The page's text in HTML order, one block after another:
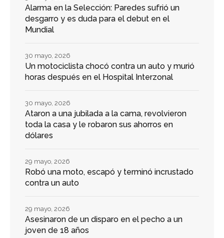
Alarma en la Selección: Paredes sufrió un
desgarro y es duda para el debut en el
Mundial
Un motociclista chocó contra un auto y murió
horas después en el Hospital Interzonal
30 mayo, 2026
Ataron a una jubilada a la cama, revolvieron
toda la casa y le robaron sus ahorros en
dólares
30 mayo, 2026
Robó una moto, escapó y terminó incrustado
contra un auto
29 mayo, 2026
Asesinaron de un disparo en el pecho a un
joven de 18 años
29 mayo, 2026